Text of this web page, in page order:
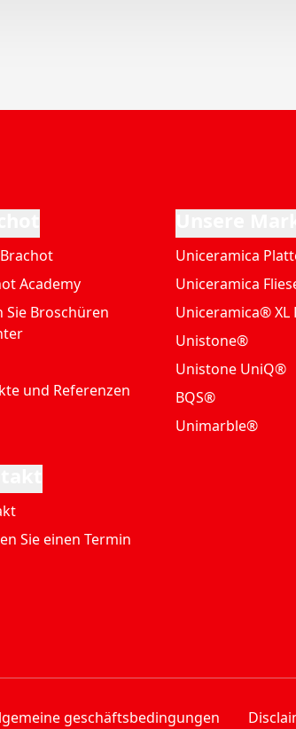
Academy
Sie Broschüren
und Referenzen
Uniceramica
Uniceramica
Uniceramica® XL
Unistone®
Unistone UniQ®
BQS®
Unimarble®
Sie einen Termin
geschäftsbedingungen